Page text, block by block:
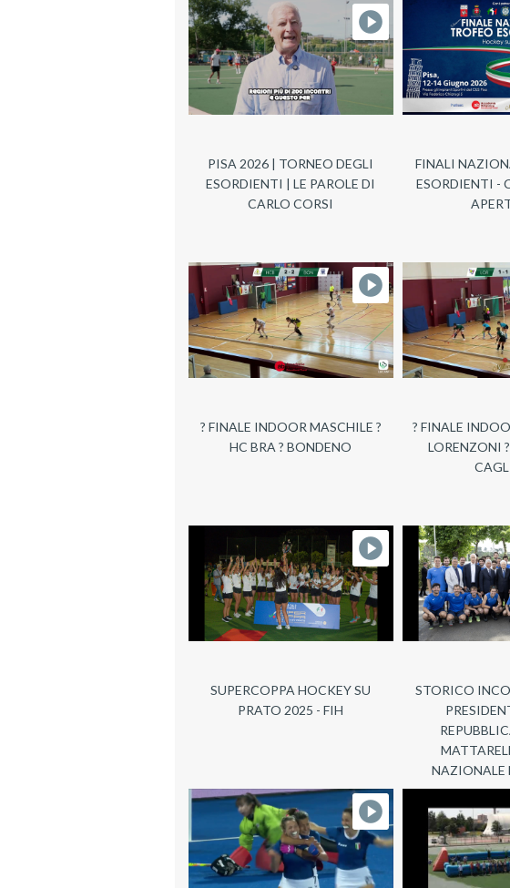
PISA 2026 | TORNEO DEGLI
ESORDIENTI | LE PAROLE DI
CARLO CORSI
FINALI
ESORDIENTI -
? FINALE INDOOR MASCHILE ?
HC BRA ? BONDENO
? FINALE
LORENZONI
SUPERCOPPA HOCKEY SU
PRATO 2025 - FIH
STORICO
NAZIONALE